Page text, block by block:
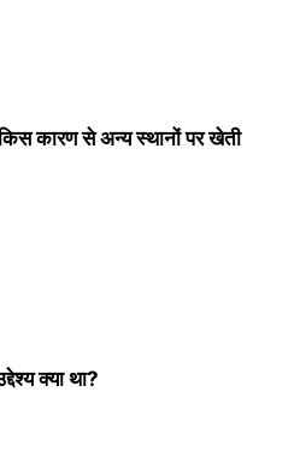
कारण से अन्य स्थानों पर खेती
क्या था?